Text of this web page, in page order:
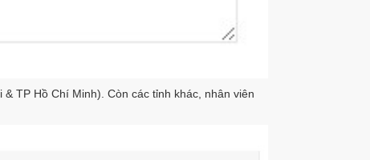
TP Hồ Chí Minh). Còn các tỉnh khác, nhân viên